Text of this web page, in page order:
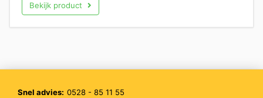
Bekijk product
Snel advies: 0528 - 85 11 55